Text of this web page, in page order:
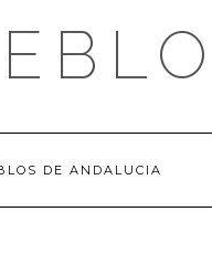
DE ANDALUCIA